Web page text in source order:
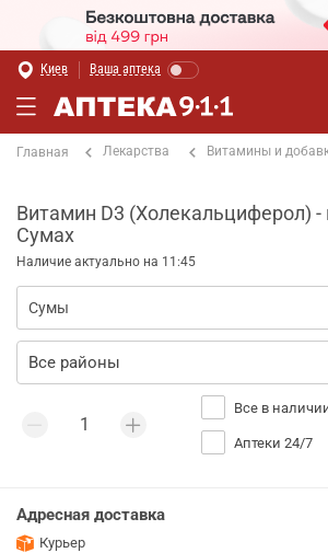
Киев Ваша аптека
Главная Лекарства Витамины и
Витамин D3 (Холекальциферол) -
Сумах
Наличие актуально на 11:45
Все в
Аптеки 24/7
Адресная доставка
Курьер